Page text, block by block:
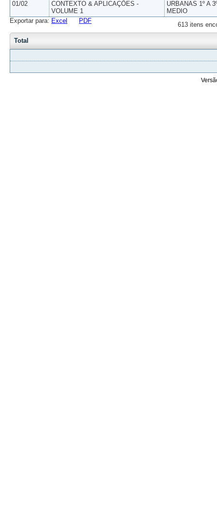
01/02
CONTEXTO & APLICAÇÕES -
VOLUME 1
URBANAS 1º A
MEDIO
613 itens
Exportar para: Excel PDF
Total